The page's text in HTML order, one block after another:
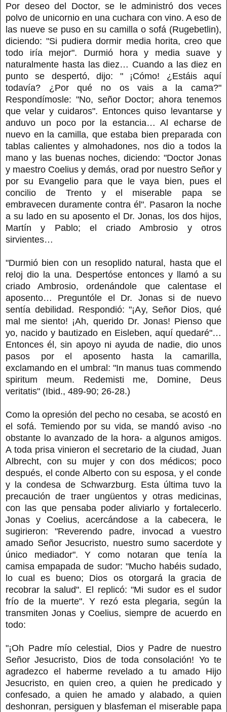
Por deseo del Doctor, se le administró dos veces
polvo de unicornio en una cuchara con vino. A eso de
las nueve se puso en su camilla o sofá (Rugebetlin),
diciendo: "Si pudiera dormir media horita, creo que
todo iría mejor". Durmió hora y media suave y
naturalmente hasta las diez… Cuando a las diez en
punto se despertó, dijo: " ¡Cómo! ¿Estáis aquí
todavía? ¿Por qué no os vais a la cama?"
Respondímosle: "No, señor Doctor; ahora tenemos
que velar y cuidaros". Entonces quiso levantarse y
anduvo un poco por la estancia… Al echarse de
nuevo en la camilla, que estaba bien preparada con
tablas calientes y almohadones, nos dio a todos la
mano y las buenas noches, diciendo: "Doctor Jonas
y maestro Coelius y demás, orad por nuestro Señor y
por su Evangelio para que le vaya bien, pues el
concilio de Trento y el miserable papa se
embravecen duramente contra él". Pasaron la noche
a su lado en su aposento el Dr. Jonas, los dos hijos,
Martín y Pablo; el criado Ambrosio y otros
sirvientes…
"Durmió bien con un resoplido natural, hasta que el
reloj dio la una. Despertóse entonces y llamó a su
criado Ambrosio, ordenándole que calentase el
aposento… Preguntóle el Dr. Jonas si de nuevo
sentía debilidad. Respondió: "¡Ay, Señor Dios, qué
mal me siento! ¡Ah, querido Dr. Jonas! Pienso que
yo, nacido y bautizado en Eisleben, aquí quedaré"…
Entonces él, sin apoyo ni ayuda de nadie, dio unos
pasos por el aposento hasta la camarilla,
exclamando en el umbral: "In manus tuas commendo
spiritum meum. Redemisti me, Domine, Deus
veritatis" (Ibid., 489-90; 26-28.)
Como la opresión del pecho no cesaba, se acostó en
el sofá. Temiendo por su vida, se mandó aviso -no
obstante lo avanzado de la hora- a algunos amigos.
A toda prisa vinieron el secretario de la ciudad, Juan
Albrecht, con su mujer y con dos médicos; poco
después, el conde Alberto con su esposa, y el conde
y la condesa de Schwarzburg. Esta última tuvo la
precaución de traer ungüentos y otras medicinas,
con las que pensaba poder aliviarlo y fortalecerlo.
Jonas y Coelius, acercándose a la cabecera, le
sugirieron: "Reverendo padre, invocad a vuestro
amado Señor Jesucristo, nuestro sumo sacerdote y
único mediador". Y como notaran que tenía la
camisa empapada de sudor: "Mucho habéis sudado,
lo cual es bueno; Dios os otorgará la gracia de
recobrar la salud". El replicó: "Mi sudor es el sudor
frío de la muerte". Y rezó esta plegaria, según la
transmiten Jonas y Coelius, siempre de acuerdo en
todo:
"¡Oh Padre mío celestial, Dios y Padre de nuestro
Señor Jesucristo, Dios de toda consolación! Yo te
agradezco el haberme revelado a tu amado Hijo
Jesucristo, en quien creo, a quien he predicado y
confesado, a quien he amado y alabado, a quien
deshonran, persiguen y blasfeman el miserable papa